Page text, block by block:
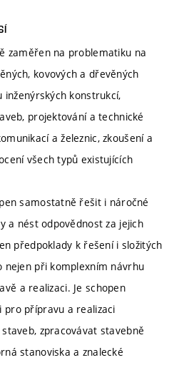
zaměřen na problematiku na
kovových a dřevěných
konstrukcí,
projektování a technické
a železnic, zkoušení a
všech typů existujících
samostatně řešit i náročné
a nést odpovědnost za jejich
předpoklady k řešení i složitých
nejen při komplexním návrhu
a realizaci. Je schopen
pro přípravu a realizaci
zpracovávat stavebně
stanoviska a znalecké